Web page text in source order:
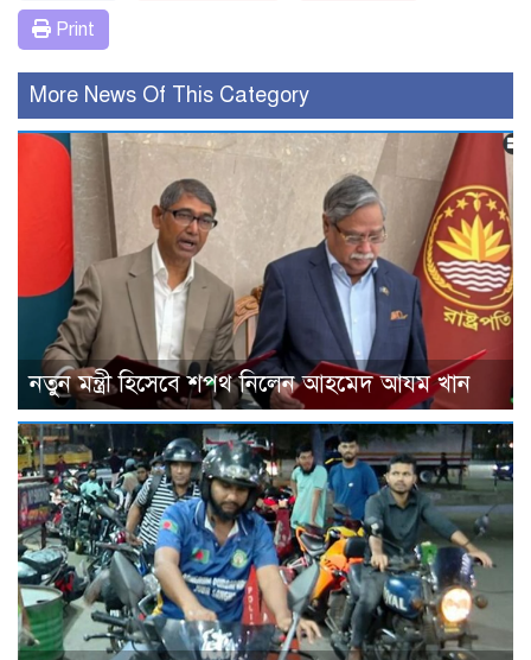
Print
More News Of This Category
নতুন মন্ত্রী হিসেবে শপথ নিলেন আহমেদ আযম খান